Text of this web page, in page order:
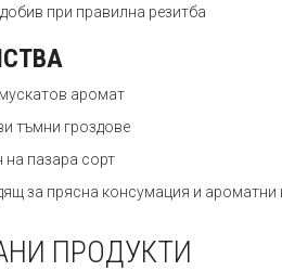
при правилна резитба
аромат
тъмни гроздове
на пазара сорт
за прясна консумация и ароматни
ПРОДУКТИ